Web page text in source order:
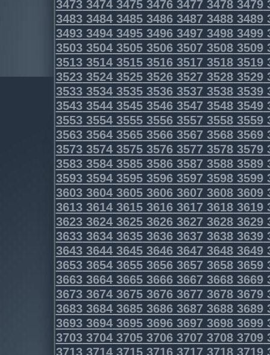
3473347434753476347734783479
3483348434853486348734883489
3493349434953496349734983499
3503350435053506350735083509
3513351435153516351735183519
3523352435253526352735283529
3533353435353536353735383539
3543354435453546354735483549
3553355435553556355735583559
3563356435653566356735683569
3573357435753576357735783579
3583358435853586358735883589
3593359435953596359735983599
3603360436053606360736083609
3613361436153616361736183619
3623362436253626362736283629
3633363436353636363736383639
3643364436453646364736483649
3653365436553656365736583659
3663366436653666366736683669
3673367436753676367736783679
3683368436853686368736883689
3693369436953696369736983699
3703370437053706370737083709
3713371437153716371737183719